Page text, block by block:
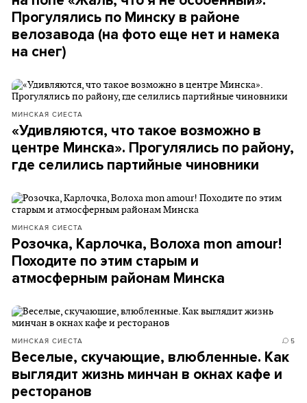
Прогулялись по Минску в районе
велозавода (на фото еще нет и намека
на снег)
МИНСКАЯ СИЕСТА
«Удивляются, что такое возможно в
центре Минска». Прогулялись по району,
где селились партийные чиновники
МИНСКАЯ СИЕСТА
Розочка, Карлочка, Волоха mon amour!
Походите по этим старым и
атмосферным районам Минска
МИНСКАЯ СИЕСТА 5
Веселые, скучающие, влюбленные. Как
выглядит жизнь минчан в окнах кафе и
ресторанов